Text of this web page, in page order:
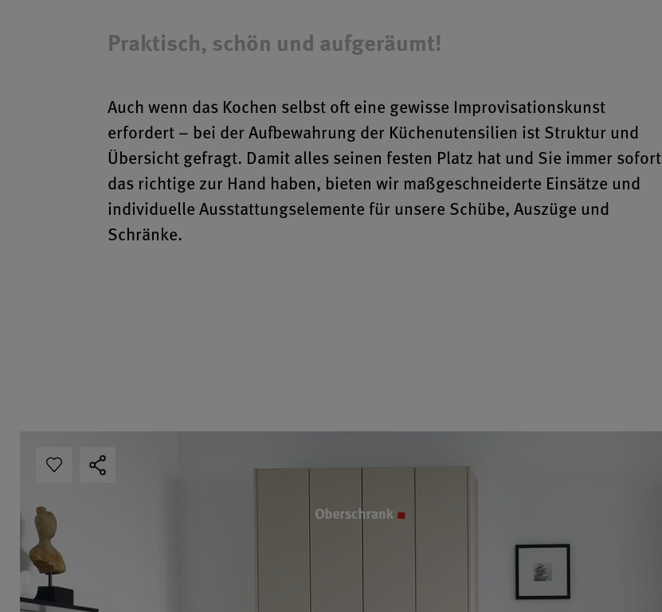
Praktisch, schön und aufgeräumt!
Auch wenn das Kochen selbst oft eine gewisse Improvisationskunst
erfordert – bei der Aufbewahrung der Küchenutensilien ist Struktur und
Übersicht gefragt. Damit alles seinen festen Platz hat und Sie immer sofort
das richtige zur Hand haben, bieten wir maßgeschneiderte Einsätze und
individuelle Ausstattungselemente für unsere Schübe, Auszüge und
Schränke.